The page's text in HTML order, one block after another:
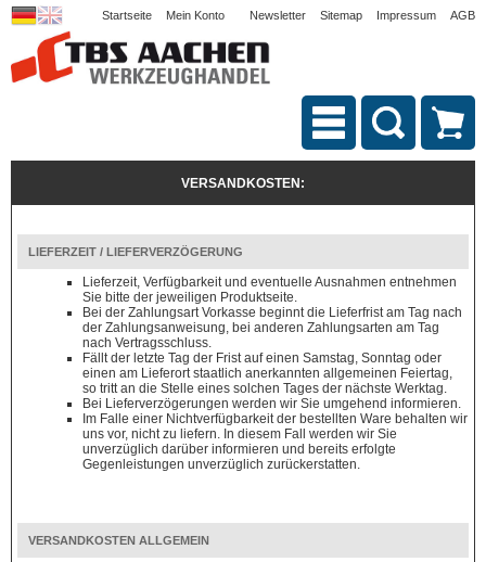
Startseite Mein Konto Newsletter Sitemap Impressum AGB
VERSANDKOSTEN:
LIEFERZEIT / LIEFERVERZÖGERUNG
Lieferzeit, Verfügbarkeit und eventuelle Ausnahmen entnehmen
Sie bitte der jeweiligen Produktseite.
Bei der Zahlungsart Vorkasse beginnt die Lieferfrist am Tag nach
der Zahlungsanweisung, bei anderen Zahlungsarten am Tag
nach Vertragsschluss.
Fällt der letzte Tag der Frist auf einen Samstag, Sonntag oder
einen am Lieferort staatlich anerkannten allgemeinen Feiertag,
so tritt an die Stelle eines solchen Tages der nächste Werktag.
Bei Lieferverzögerungen werden wir Sie umgehend informieren.
Im Falle einer Nichtverfügbarkeit der bestellten Ware behalten wir
uns vor, nicht zu liefern. In diesem Fall werden wir Sie
unverzüglich darüber informieren und bereits erfolgte
Gegenleistungen unverzüglich zurückerstatten.
VERSANDKOSTEN ALLGEMEIN